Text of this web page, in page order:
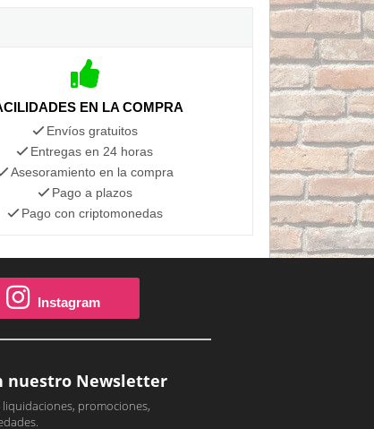
EN LA COMPRA
Envíos gratuitos
Entregas en 24 horas
Asesoramiento en la compra
Pago a plazos
Pago con criptomonedas
Instagram
nuestro Newsletter
promociones,